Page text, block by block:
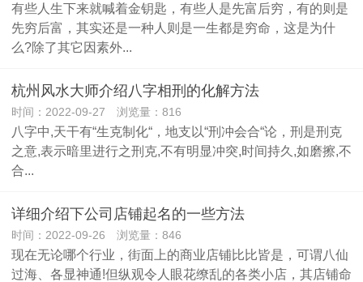
有些人生下来就喊着金钥匙，有些人是先富后穷，有的则是
先穷后富，其实还是一种人则是一生都是穷命，这是为什
么?除了其它因素外...
杭州风水大师介绍八字相刑的化解方法
时间：2022-09-27 浏览量：816
八字中,天干有“生克制化“，地支以“刑冲会合“论，刑是刑克
之意,表示暗里进行之刑克,不有明显冲突,时间持久,如磨擦,不
合...
详细介绍下公司店铺起名的一些方法
时间：2022-09-26 浏览量：846
现在无论哪个行业，街面上的商业店铺比比皆是，可谓八仙
过海、各显神通!但纵观令人眼花缭乱的各类小店，其店铺命